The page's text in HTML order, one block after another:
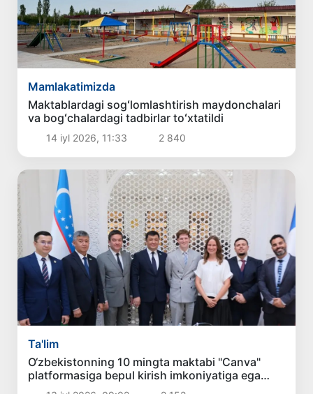
Mamlakatimizda
Maktablardagi sogʻlomlashtirish maydonchalari
va bogʻchalardagi tadbirlar toʻxtatildi
14 iyl 2026, 11:33 2 840
Ta'lim
O‘zbekistonning 10 mingta maktabi "Canva"
platformasiga bepul kirish imkoniyatiga ega
bo‘ladi